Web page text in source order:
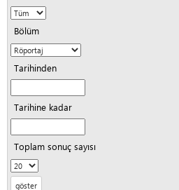
Bölüm
Tarihinden
Tarihine kadar
Toplam sonuç sayısı